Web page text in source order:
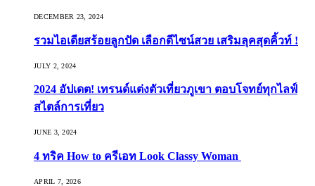
DECEMBER 23, 2024
รวมไอเดียสร้อยลูกปัด เลือกดีไซน์สวย เสริมลุคสุดคิ้วท์ !
JULY 2, 2024
2024 อัปเดต! เทรนด์แต่งตัวเที่ยวภูเขา ตอบโจทย์ทุกไลฟ์
สไตล์การเที่ยว
JUNE 3, 2024
4 ทริค How to ครีเอท Look Classy Woman
APRIL 7, 2026